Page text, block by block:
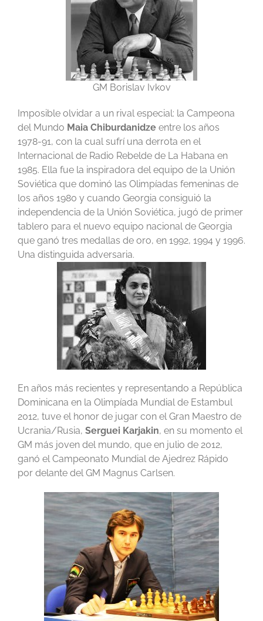
GM Borislav Ivkov
Imposible olvidar a un rival especial: la Campeona
del Mundo Maia Chiburdanidzeentre los años
1978-91, con la cual sufrí una derrota en el
Internacional de Radio Rebelde de La Habana en
1985. Ella fue la inspiradora del equipo de la Unión
Soviética que dominó las Olimpíadas femeninas de
los años 1980 y cuando Georgia consiguió la
independencia de la Unión Soviética, jugó de primer
tablero para el nuevo equipo nacional de Georgia
que ganó tres medallas de oro, en 1992, 1994 y 1996.
Una distinguida adversaria.
En años más recientes y representando a República
Dominicana en la Olimpíada Mundial de Estambul
2012, tuve el honor de jugar con el Gran Maestro de
Ucrania/Rusia, Serguei Karjakin, en su momento el
GM más joven del mundo, que en julio de 2012,
ganó el Campeonato Mundial de Ajedrez Rápido
por delante del GM Magnus Carlsen.